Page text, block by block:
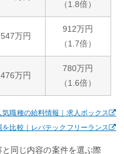
（1.8倍）
547万円
912万円
（1.7倍）
476万円
780万円
（1.6倍）
気職種の給料情報｜求人ボックス
を比較｜レバテックフリーランス
同じ内容の案件を選ぶ際